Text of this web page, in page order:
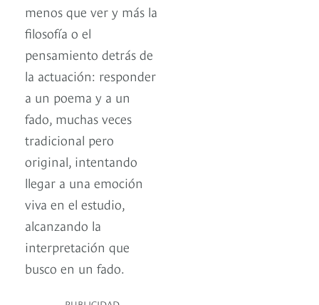
menos que ver y más la
filosofía o el
pensamiento detrás de
la actuación: responder
a un poema y a un
fado, muchas veces
tradicional pero
original, intentando
llegar a una emoción
viva en el estudio,
alcanzando la
interpretación que
busco en un fado.